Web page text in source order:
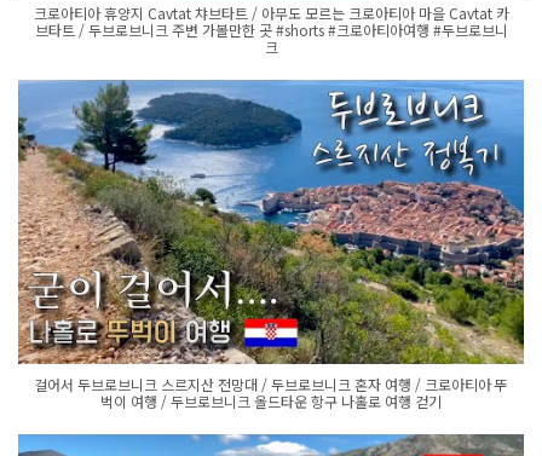
크로아티아 휴양지 Cavtat 챠브타트 / 아무도 모르는 크로아티아 마을 Cavtat 카
브타트 / 두브로브니크 주변 가볼만한 곳 #shorts #크로아티아여행 #두브로브니
크
걸어서 두브로브니크 스르지산 전망대 / 두브로브니크 혼자 여행 / 크로아티아 뚜
벅이 여행 / 두브로브니크 올드타운 항구 나홀로 여행 걷기